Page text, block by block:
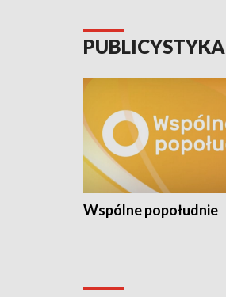
PUBLICYSTYKA
Wspólne popołudnie